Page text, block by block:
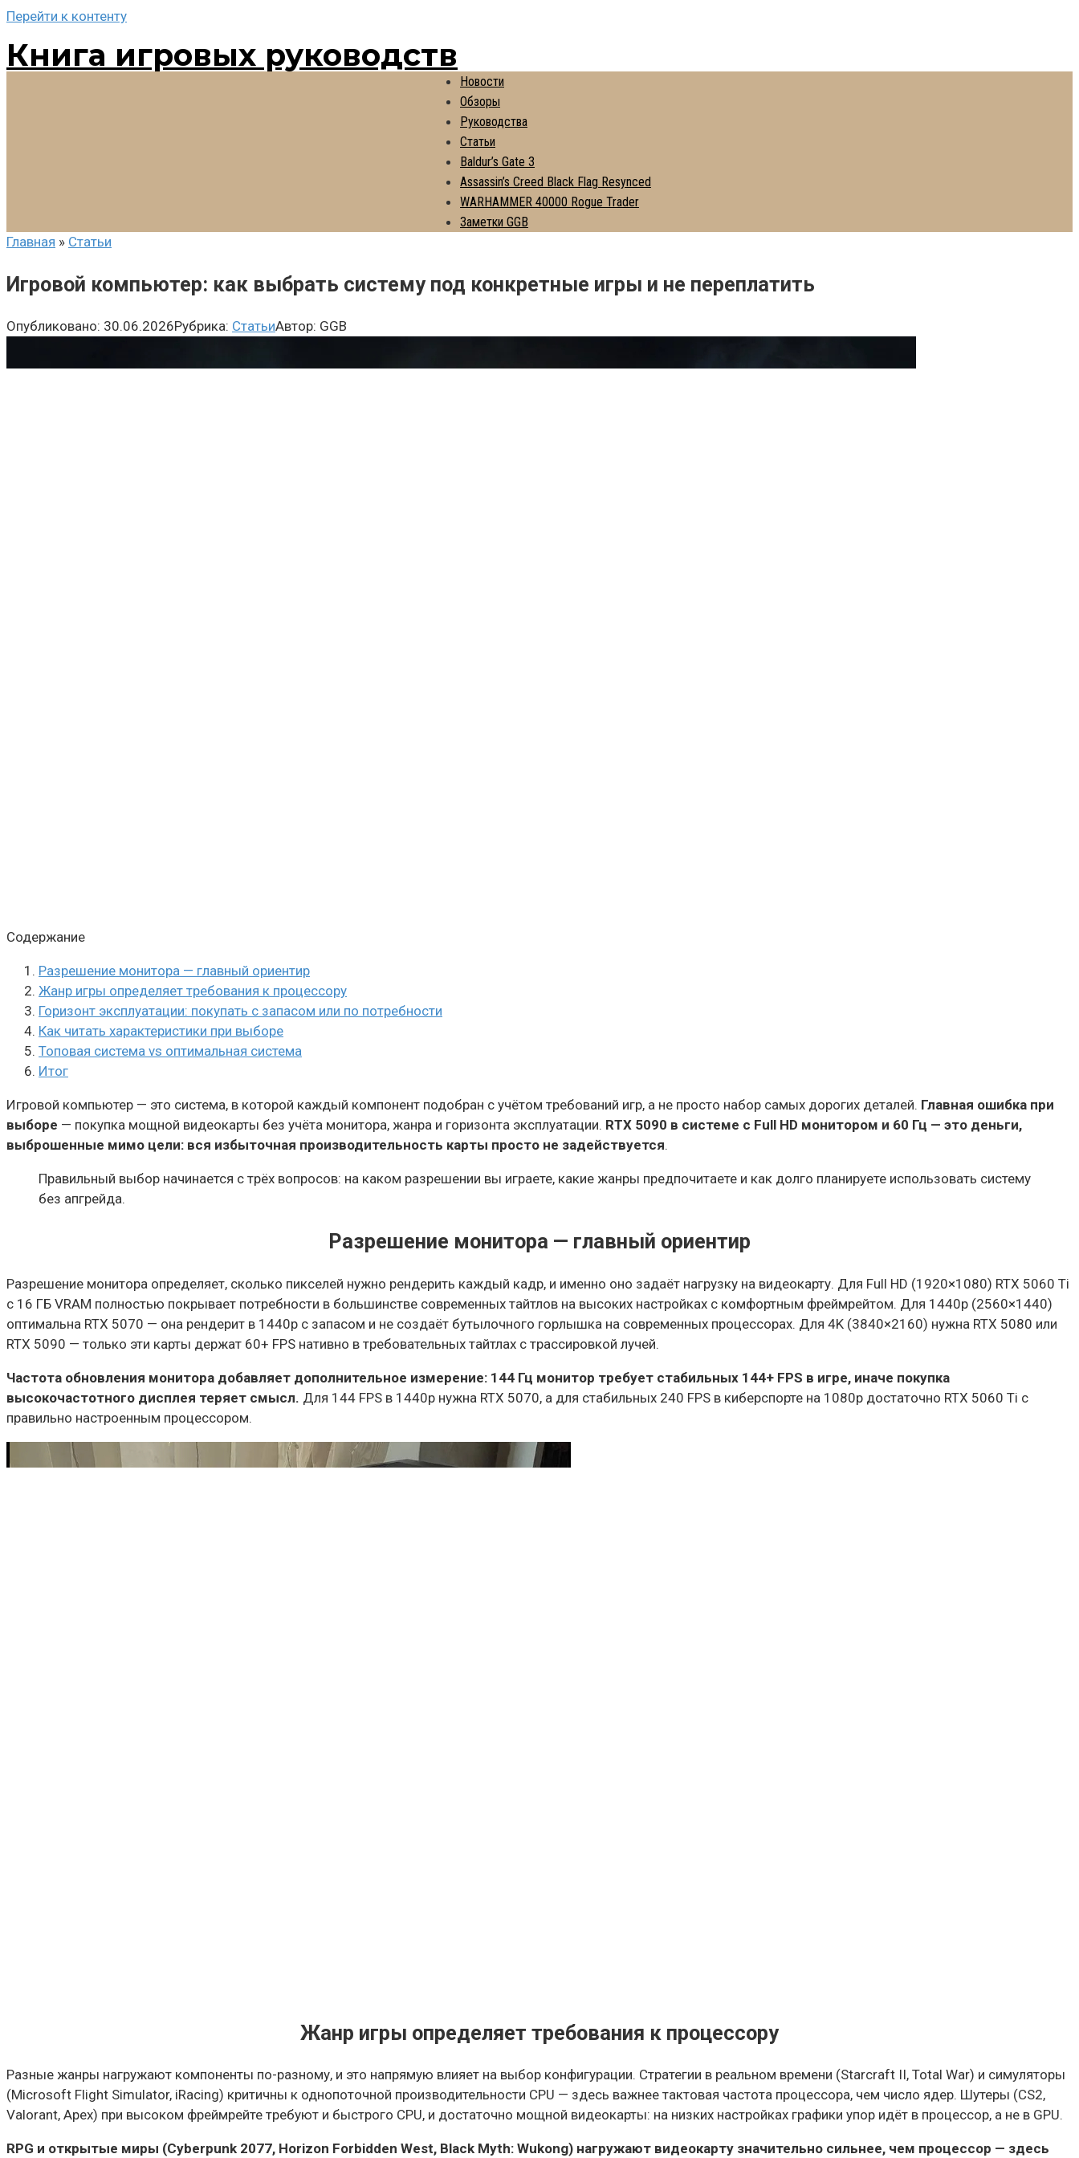
Перейти к контенту
Книга игровых руководств
Новости
Обзоры
Руководства
Статьи
Baldur’s Gate 3
Assassin’s Creed Black Flag Resynced
WARHAMMER 40000 Rogue Trader
Заметки GGB
Главная » Статьи
Игровой компьютер: как выбрать систему под конкретные игры и не переплатить
Опубликовано: 30.06.2026Рубрика: СтатьиАвтор: GGB
Содержание
Разрешение монитора — главный ориентир
Жанр игры определяет требования к процессору
Горизонт эксплуатации: покупать с запасом или по потребности
Как читать характеристики при выборе
Топовая система vs оптимальная система
Итог
Игровой компьютер — это система, в которой каждый компонент подобран с учётом требований игр, а не просто набор самых дорогих деталей. Главная ошибка при
выборе — покупка мощной видеокарты без учёта монитора, жанра и горизонта эксплуатации. RTX 5090 в системе с Full HD монитором и 60 Гц — это деньги,
выброшенные мимо цели: вся избыточная производительность карты просто не задействуется.
Правильный выбор начинается с трёх вопросов: на каком разрешении вы играете, какие жанры предпочитаете и как долго планируете использовать систему
без апгрейда.
Разрешение монитора — главный ориентир
Разрешение монитора определяет, сколько пикселей нужно рендерить каждый кадр, и именно оно задаёт нагрузку на видеокарту. Для Full HD (1920×1080) RTX 5060 Ti
с 16 ГБ VRAM полностью покрывает потребности в большинстве современных тайтлов на высоких настройках с комфортным фреймрейтом. Для 1440p (2560×1440)
оптимальна RTX 5070 — она рендерит в 1440p с запасом и не создаёт бутылочного горлышка на современных процессорах. Для 4K (3840×2160) нужна RTX 5080 или
RTX 5090 — только эти карты держат 60+ FPS нативно в требовательных тайтлах с трассировкой лучей.
Частота обновления монитора добавляет дополнительное измерение: 144 Гц монитор требует стабильных 144+ FPS в игре, иначе покупка
высокочастотного дисплея теряет смысл. Для 144 FPS в 1440p нужна RTX 5070, а для стабильных 240 FPS в киберспорте на 1080p достаточно RTX 5060 Ti с
правильно настроенным процессором.
Жанр игры определяет требования к процессору
Разные жанры нагружают компоненты по-разному, и это напрямую влияет на выбор конфигурации. Стратегии в реальном времени (Starcraft II, Total War) и симуляторы
(Microsoft Flight Simulator, iRacing) критичны к однопоточной производительности CPU — здесь важнее тактовая частота процессора, чем число ядер. Шутеры (CS2,
Valorant, Apex) при высоком фреймрейте требуют и быстрого CPU, и достаточно мощной видеокарты: на низких настройках графики упор идёт в процессор, а не в GPU.
RPG и открытые миры (Cyberpunk 2077, Horizon Forbidden West, Black Myth: Wukong) нагружают видеокарту значительно сильнее, чем процессор — здесь